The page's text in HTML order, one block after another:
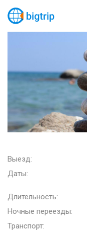
Выезд:
Даты:
Длительность:
Ночные переезды:
Транспорт: